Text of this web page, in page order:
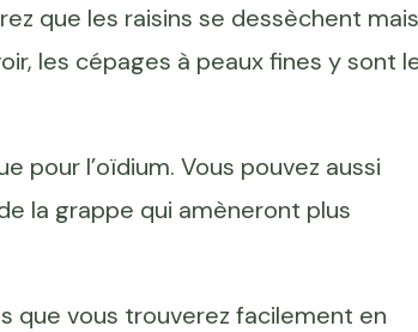
que les raisins se dessèchent mais
les cépages à peaux fines y sont
l’oïdium. Vous pouvez aussi
la grappe qui amèneront plus
que vous trouverez facilement en